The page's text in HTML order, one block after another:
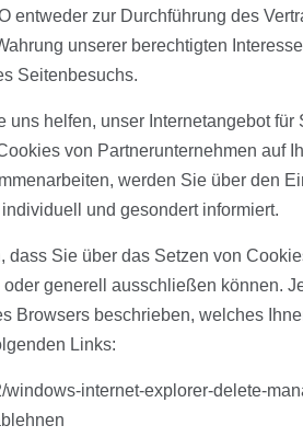
entweder zur Durchführung des
unserer berechtigten
Seitenbesuchs.
helfen, unser Internetangebot
von Partnerunternehmen auf
werden Sie über den
und gesondert informiert.
Sie über das Setzen von
generell ausschließen können.
beschrieben, welches
Links:
windows-internet-explorer-delete-